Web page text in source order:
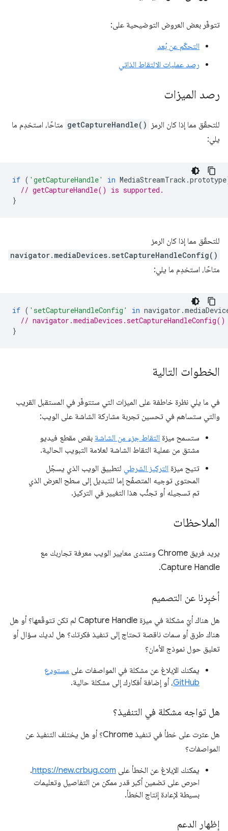
تتوفّر بعض العروض التوضيحية على:
التحكّم عن بُعد
رصد عمليات الالتقاط الذاتي
رصد الميزات
للتحقّق مما إذا كان الرمز getCaptureHandle() متاحًا، استخدِم ما
يلي:
if ( 'getCaptureHandle' in MediaStreamTrack .prototype
// getCaptureHandle() is supported.
}
للتحقّق مما إذا كان الرمز
navigator.mediaDevices.setCaptureHandleConfig()
متاحًا، استخدِم ما يلي:
if ( 'setCaptureHandleConfig' in navigator .
//
}
الخطوات التالية
في ما يلي نظرة خاطفة على الميزات التي ستتوفّر في المستقبل القريب
والتي ستساهم في تحسين تجربة مشاركة الشاشة على الويب:
ستسمح ميزة التقاط جزء من الشاشة بقص مقطع فيديو
مشتق من عملية التقاط الشاشة لعلامة التبويب الحالية.
تتيح ميزة التركيز الشرطي لتطبيق الويب الذي يسجّل
المحتوى توجيه المتصفّح إما للتبديل إلى سطح العرض الذي
تم تسجيله أو تجنُّب هذا التغيير في التركيز.
الملاحظات
يريد فريق Chrome ومنتدى معايير الويب معرفة تجاربك مع
Capture Handle.
أخبِرنا عن التصميم
هل هناك أيّ مشكلة في ميزة Capture Handle لم تكن تتوقّعها؟ أو هل
هناك طرق أو سمات ناقصة تحتاج إلى تنفيذ فكرتك؟ هل لديك سؤال أو
تعليق حول نموذج الأمان؟
يمكنك الإبلاغ عن مشكلة في المواصفات على مستودع
GitHub، أو إضافة أفكارك إلى مشكلة حالية.
هل تواجه مشكلة في التنفيذ؟
هل عثرت على خطأ في تنفيذ Chrome؟ أو هل يختلف التنفيذ عن
المواصفات؟
يمكنك الإبلاغ عن الخطأ على https://new.crbug.com
.
احرص على تضمين أكبر قدر ممكن من التفاصيل وتعليمات
بسيطة لإعادة إنتاج الخطأ.
إظهار الدعم